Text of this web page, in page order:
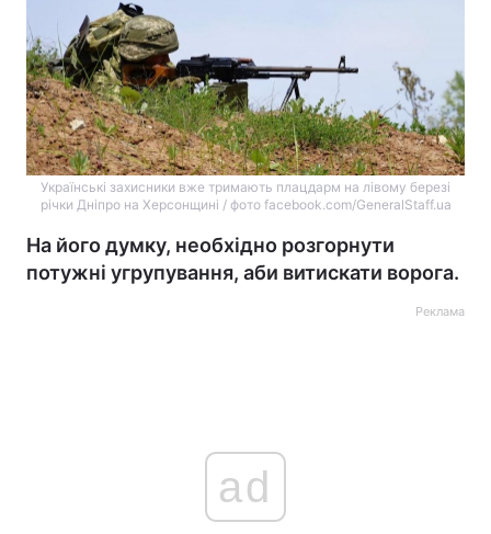
Українські захисники вже тримають плацдарм на лівому березі
річки Дніпро на Херсонщині / фото facebook.com/GeneralStaff.ua
На його думку, необхідно розгорнути
потужні угрупування, аби витискати ворога.
Реклама
ad